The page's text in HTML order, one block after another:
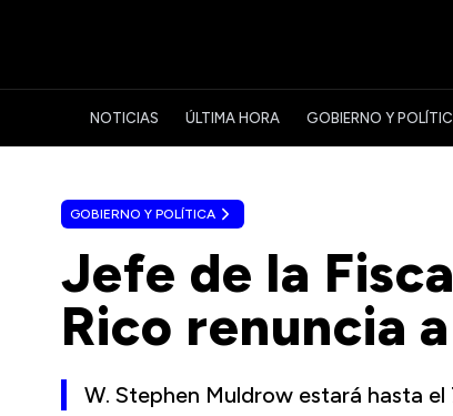
NOTICIAS ÚLTIMA HORA GOBIERNO Y
GOBIERNO Y POLÍTICA
Jefe de la
Rico renuncia
W. Stephen Muldrow estará hasta el